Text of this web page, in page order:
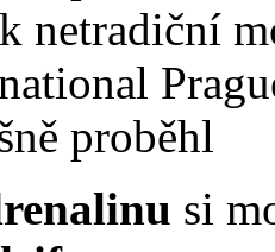
si